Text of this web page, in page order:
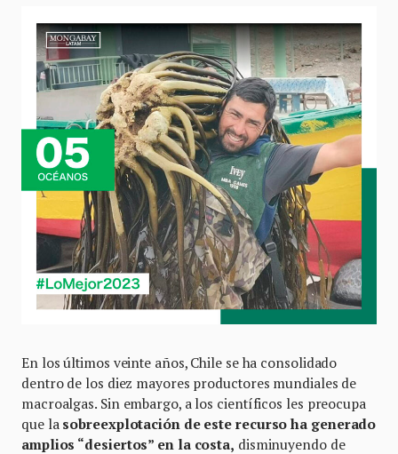
En los últimos veinte años, Chile se ha consolidado
dentro de los diez mayores productores mundiales de
macroalgas. Sin embargo, a los científicos les preocupa
que la sobreexplotación de este recurso ha generado
amplios “desiertos” en la costa, disminuyendo de